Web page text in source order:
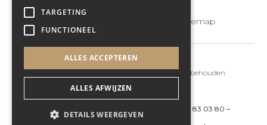
Sitemap
- Alle rechten voorbehouden
Glazentorenweg 11, 9420 Erpe-Mere +32 53 83 03 80 –
TARGETING
FUNCTIONEEL
ALLES ACCEPTEREN
ALLES AFWIJZEN
DETAILS WEERGEVEN